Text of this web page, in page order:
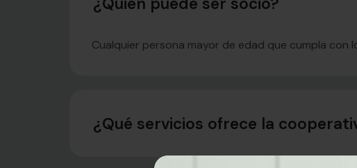
Cualquier persona mayor de edad que cumpla con
¿Qué servicios ofrece la